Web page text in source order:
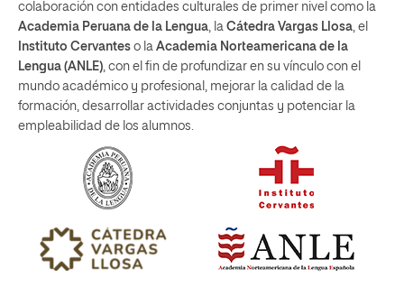
colaboración con entidades culturales de primer nivel como la
Academia Peruana de la Lengua, la Cátedra Vargas Llosa, el
Instituto Cervantes o la Academia Norteamericana de la
Lengua (ANLE), con el fin de profundizar en su vínculo con el
mundo académico y profesional, mejorar la calidad de la
formación, desarrollar actividades conjuntas y potenciar la
empleabilidad de los alumnos.